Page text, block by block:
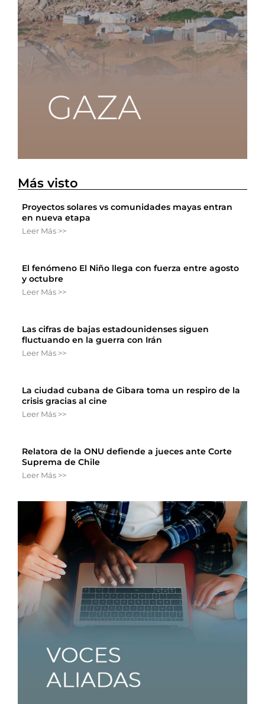
Más visto
Proyectos solares vs comunidades mayas entran
en nueva etapa
Leer Más >>
El fenómeno El Niño llega con fuerza entre agosto
y octubre
Leer Más >>
Las cifras de bajas estadounidenses siguen
fluctuando en la guerra con Irán
Leer Más >>
La ciudad cubana de Gibara toma un respiro de la
crisis gracias al cine
Leer Más >>
Relatora de la ONU defiende a jueces ante Corte
Suprema de Chile
Leer Más >>